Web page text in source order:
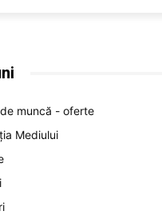
muncă - oferte
Mediului